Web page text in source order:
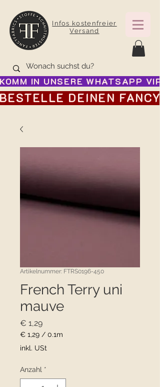
Infos kostenfreier
Versand
KOMM IN UNSERE WHATSAPP
BESTELLE DEINEN
Artikelnummer: FTRS0196-450
French Terry uni
mauve
€ 1,29Preis
€ 1,29 / 0.1m
€ 1,29
Meter
inkl. USt
Anzahl *